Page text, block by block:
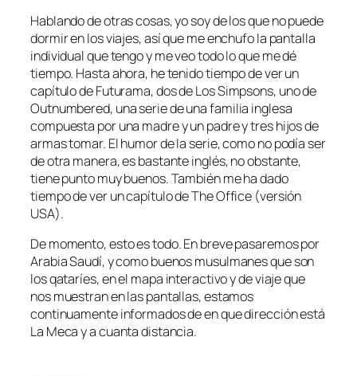
Hablando de otras cosas, yo soy de los que no puede
dormir en los viajes, así que me enchufo la pantalla
individual que tengo y me veo todo lo que me dé
tiempo. Hasta ahora, he tenido tiempo de ver un
capítulo deFuturama, dos deLos Simpsons, uno de
Outnumbered, una serie de una familia inglesa
compuesta por una madre y un padre y tres hijos de
armas tomar. El humor de la serie, como no podía ser
de otra manera, es bastante inglés, no obstante,
tiene punto muy buenos. También me ha dado
tiempo de ver un capítulo deThe Office (versión
USA).
De momento, esto es todo. En breve pasaremos por
Arabia Saudí, y como buenos musulmanes que son
los qataríes, en el mapa interactivo y de viaje que
nos muestran en las pantallas, estamos
continuamente informados de en que dirección está
La Meca y a cuanta distancia.